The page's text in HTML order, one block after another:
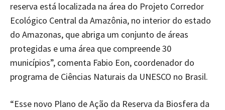
reserva está localizada na área do Projeto Corredor
Ecológico Central da Amazônia, no interior do estado
do Amazonas, que abriga um conjunto de áreas
protegidas e uma área que compreende 30
municípios”, comenta Fabio Eon, coordenador do
programa de Ciências Naturais da UNESCO no Brasil.
“Esse novo Plano de Ação da Reserva da Biosfera da